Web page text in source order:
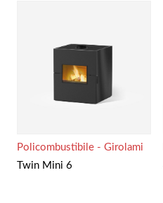
Twin Mini 6
Policombustibile - Girolami